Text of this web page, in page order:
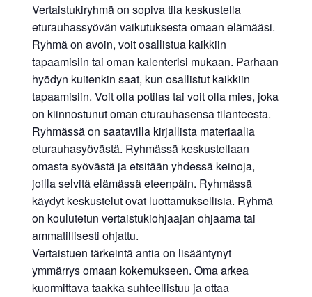
Vertaistukiryhmä on sopiva tila keskustella
eturauhassyövän vaikutuksesta omaan elämääsi.
Ryhmä on avoin, voit osallistua kaikkiin
tapaamisiin tai oman kalenterisi mukaan. Parhaan
hyödyn kuitenkin saat, kun osallistut kaikkiin
tapaamisiin. Voit olla potilas tai voit olla mies, joka
on kiinnostunut oman eturauhasensa tilanteesta.
Ryhmässä on saatavilla kirjallista materiaalia
eturauhasyövästä. Ryhmässä keskustellaan
omasta syövästä ja etsitään yhdessä keinoja,
joilla selvitä elämässä eteenpäin. Ryhmässä
käydyt keskustelut ovat luottamuksellisia. Ryhmä
on koulutetun vertaistukiohjaajan ohjaama tai
ammatillisesti ohjattu.
Vertaistuen tärkeintä antia on lisääntynyt
ymmärrys omaan kokemukseen. Oma arkea
kuormittava taakka suhteellistuu ja ottaa